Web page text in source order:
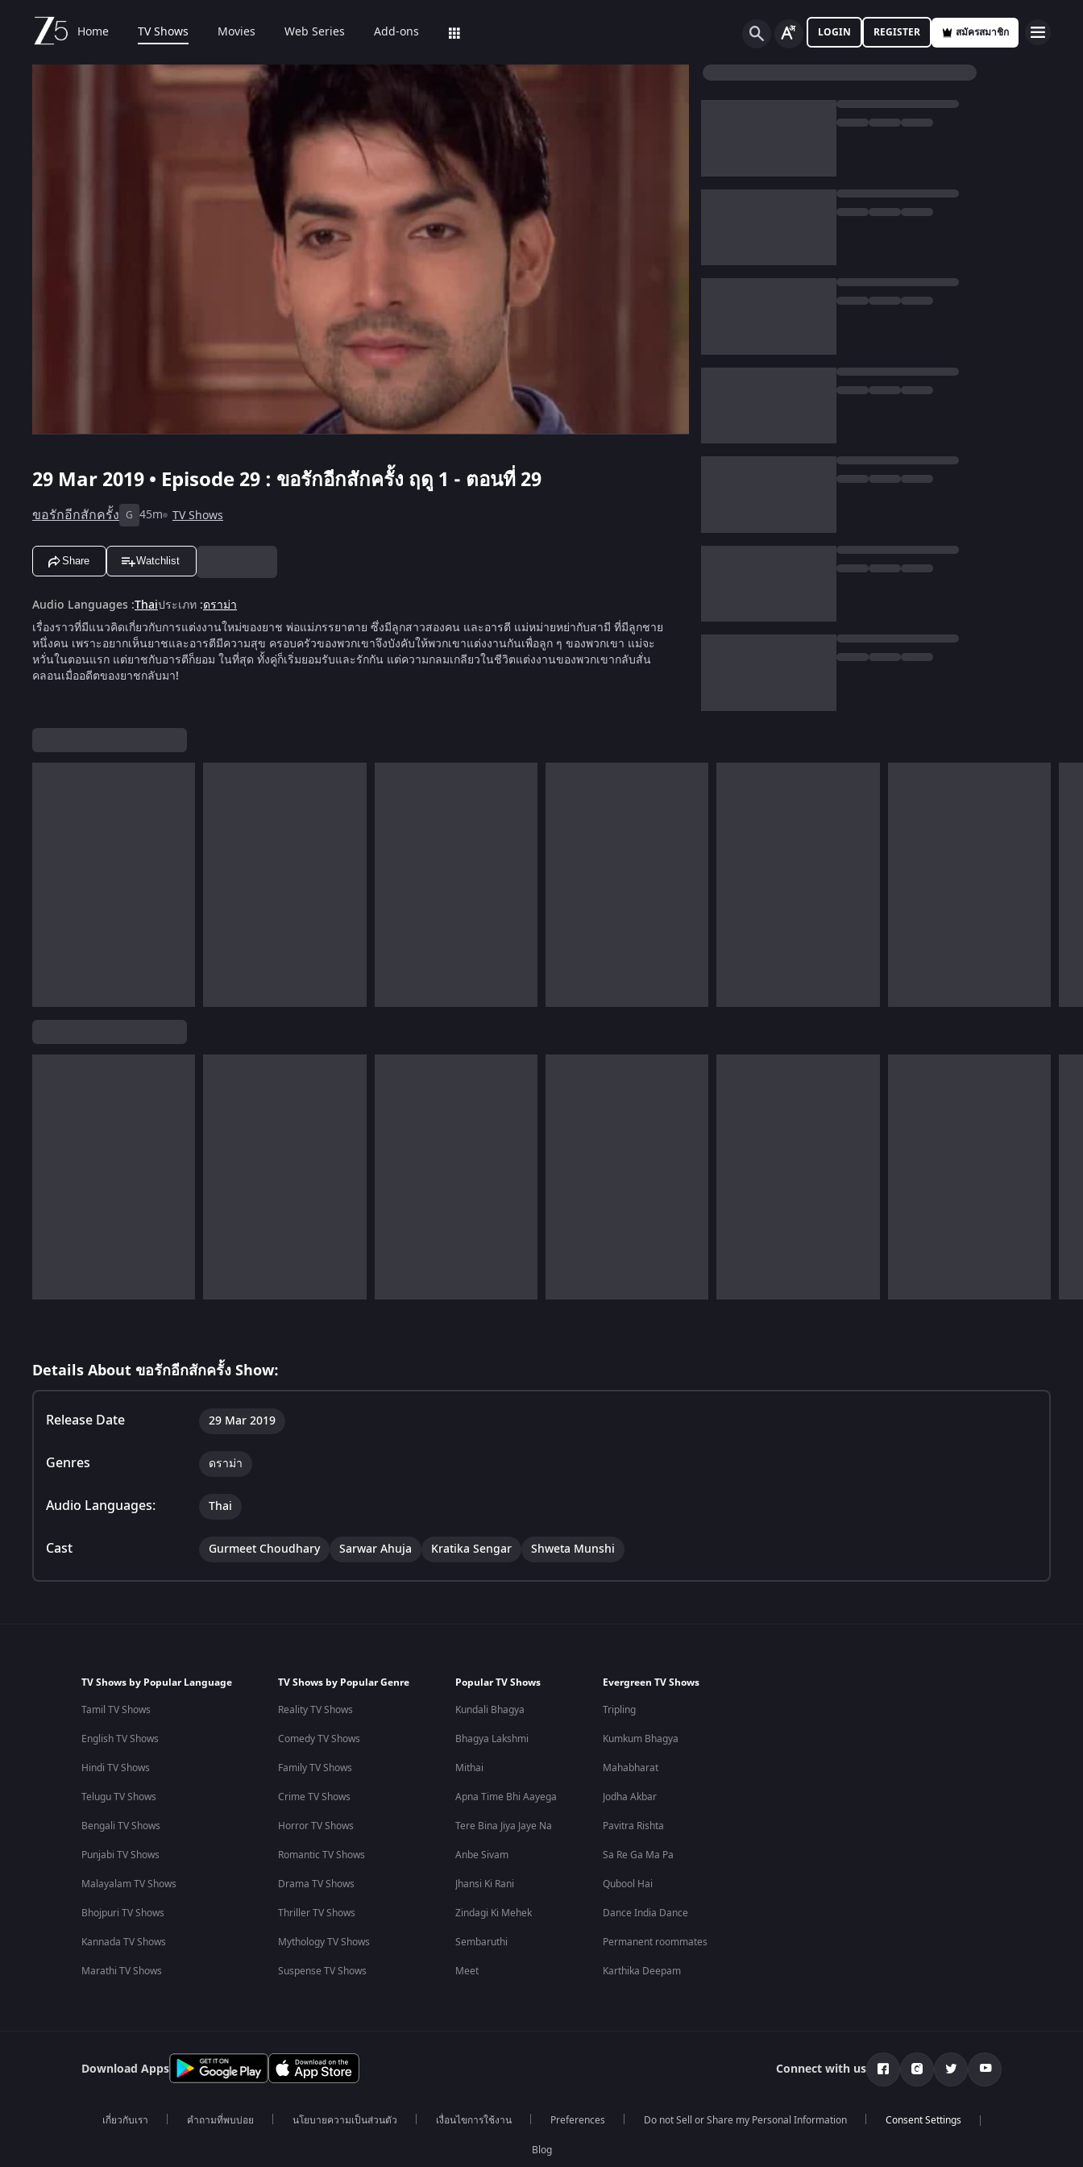
Home TV Shows Movies Web Series Add-ons LOGIN REGISTER สมัครสมาชิก
29 Mar 2019 • Episode 29 : ขอรักอีกสักครั้ง ฤดู 1 - ตอนที่ 29
ขอรักอีกสักครั้ง G 45m TV Shows
Share Watchlist
Audio Languages :Thaiประเภท :ดราม่า
เรื่องราวที่มีแนวคิดเกี่ยวกับการแต่งงานใหม่ของยาช พ่อแม่ภรรยาตาย ซึ่งมีลูกสาวสองคน และอารตี แม่หม่ายหย่ากับสามี ที่มีลูกชาย
หนึ่งคน เพราะอยากเห็นยาชและอารตีมีความสุข ครอบครัวของพวกเขาจึงบังคับให้พวกเขาแต่งงานกันเพื่อลูก ๆ ของพวกเขา แม่จะ
หวั่นในตอนแรก แต่ยาชกับอารตีก็ยอม ในที่สุด ทั้งคู่ก็เริ่มยอมรับและรักกัน แต่ความกลมเกลียวในชีวิตแต่งงานของพวกเขากลับสั่น
คลอนเมื่ออดีตของยาชกลับมา!
Details About ขอรักอีกสักครั้ง Show:
Release Date 29 Mar 2019
Genres ดราม่า
Audio Languages: Thai
Cast Gurmeet Choudhary Sarwar Ahuja Kratika Sengar Shweta Munshi
TV Shows by Popular Language
Tamil TV Shows
English TV Shows
Hindi TV Shows
Telugu TV Shows
Bengali TV Shows
Punjabi TV Shows
Malayalam TV Shows
Bhojpuri TV Shows
Kannada TV Shows
Marathi TV Shows
TV Shows by Popular Genre
Reality TV Shows
Comedy TV Shows
Family TV Shows
Crime TV Shows
Horror TV Shows
Romantic TV Shows
Drama TV Shows
Thriller TV Shows
Mythology TV Shows
Suspense TV Shows
Popular TV Shows
Kundali Bhagya
Bhagya Lakshmi
Mithai
Apna Time Bhi Aayega
Tere Bina Jiya Jaye Na
Anbe Sivam
Jhansi Ki Rani
Zindagi Ki Mehek
Sembaruthi
Meet
Evergreen TV Shows
Tripling
Kumkum Bhagya
Mahabharat
Jodha Akbar
Pavitra Rishta
Sa Re Ga Ma Pa
Qubool Hai
Dance India Dance
Permanent roommates
Karthika Deepam
Download Apps Connect with us
เกี่ยวกับเรา คำถามที่พบบ่อย นโยบายความเป็นส่วนตัว เงื่อนไขการใช้งาน Preferences Do not Sell or Share my Personal Information
Blog